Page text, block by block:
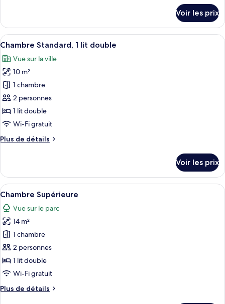
lit
double
le
type
de
Chambre
Standard,
lit
double
Voir les prix
Afficher
toutes
les
photos
pour
ce
type
de
chambre :
Chambre
lit
double
Une chambre d’hôtel équipée d’un
8
Chambre Standard, 1 lit double
Vue sur la ville
10 m²
1 chambre
2 personnes
1 lit double
Wi-Fi gratuit
Plus de détails
Plus
le
type
de
chambre
Chambre
Standard,
lit
double
Voir les prix
Afficher
toutes
les
photos
pour
ce
type
de
chambre :
Chambre
Un coin de salle de bain avec des
8
Chambre Supérieure
Vue sur le parc
14 m²
1 chambre
2 personnes
1 lit double
Wi-Fi gratuit
Plus de détails
Plus